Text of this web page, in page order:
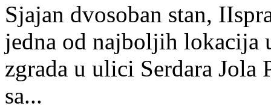
Sjajan dvosoban stan,
jedna od najboljih
zgrada u ulici Serdara
sa...